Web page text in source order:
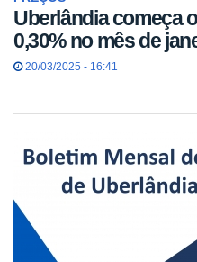
Uberlândia começa
0,30% no mês de
20/03/2025 - 16:41